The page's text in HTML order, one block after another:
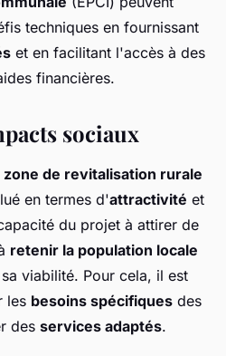
techniques en fournissant
et en facilitant l'accès à des
financières.
sociaux
zone de revitalisation rurale
en termes d'attractivité et
du projet à attirer de
retenir la population locale
viabilité. Pour cela, il est
les besoins spécifiques des
des services adaptés.